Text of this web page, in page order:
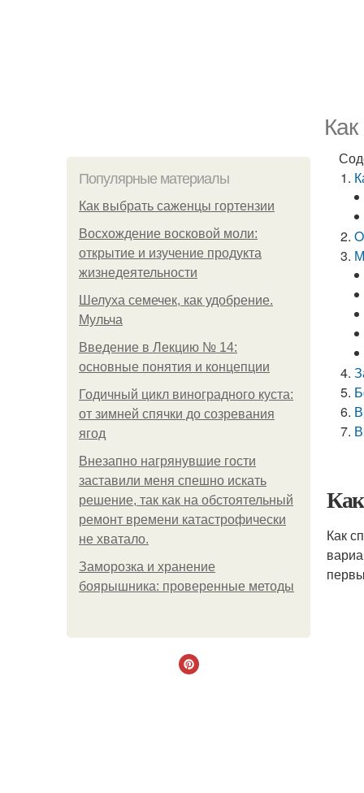
Популярные материалы
Как выбрать саженцы гортензии
Восхождение восковой моли:
открытие и изучение продукта
жизнедеятельности
Шелуха семечек, как удобрение.
Мульча
Введение в Лекцию № 14:
основные понятия и концепции
Годичный цикл виноградного куста:
от зимней спячки до созревания
ягод
Внезапно нагрянувшие гости
заставили меня спешно искать
решение, так как на обстоятельный
ремонт времени катастрофически
не хватало.
Заморозка и хранение
боярышника: проверенные методы
Как